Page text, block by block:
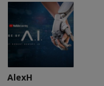
AlexH